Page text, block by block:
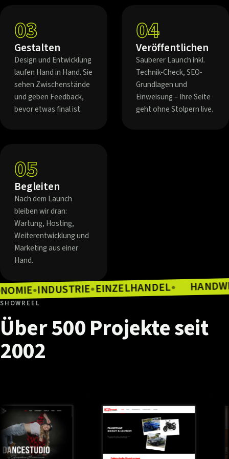
03
Gestalten
Design und Entwicklung
laufen Hand in Hand. Sie
sehen Zwischenstände
und geben Feedback,
bevor etwas final ist.
04
Veröffentlichen
Sauberer Launch inkl.
Technik-Check, SEO-
Grundlagen und
Einweisung – Ihre Seite
geht ohne Stolpern live.
05
Begleiten
Nach dem Launch
bleiben wir dran:
Wartung, Hosting,
Weiterentwicklung und
Marketing aus einer
Hand.
●INDUSTRIE●EINZELHANDEL●
SHOWREEL
Über500Projekteseit
2002